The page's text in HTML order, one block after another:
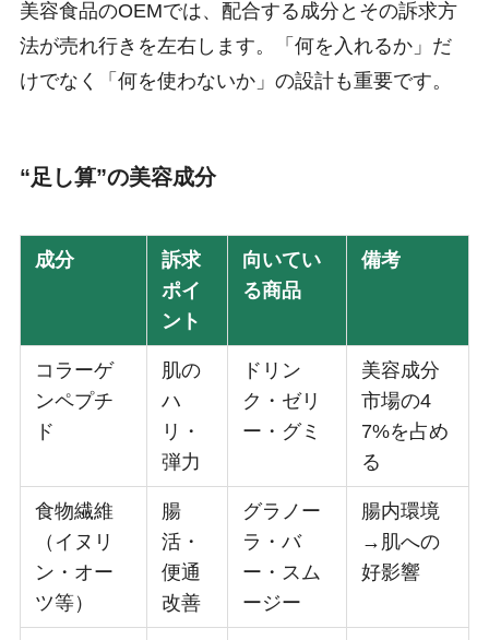
美容食品のOEMでは、配合する成分とその訴求方
法が売れ行きを左右します。「何を入れるか」だ
けでなく「何を使わないか」の設計も重要です。
“足し算”の美容成分
成分
訴求
ポイ
ント
向いてい
る商品
備考
コラーゲ
ンペプチ
ド
肌の
ハ
リ・
弾力
ドリン
ク・ゼリ
ー・グミ
美容成分
市場の4
7%を占め
る
食物繊維
（イヌリ
ン・オー
ツ等）
腸
活・
便通
改善
グラノー
ラ・バ
ー・スム
ージー
腸内環境
→肌への
好影響